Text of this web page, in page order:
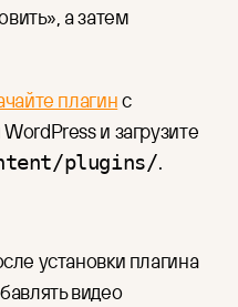
а затем
плагинс
и загрузите
plugins/.
установки плагина
видео